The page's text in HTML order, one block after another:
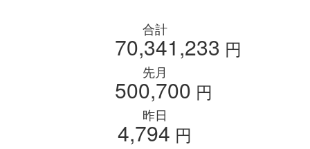
合計
70,341,233 円
先月
500,700 円
昨日
4,794 円